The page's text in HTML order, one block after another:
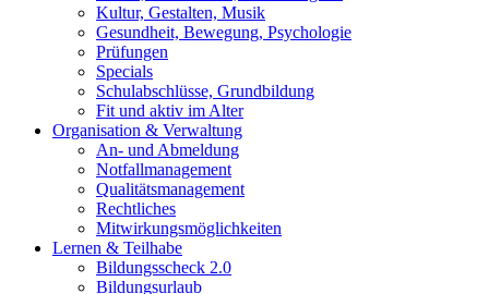
Kultur, Gestalten, Musik
Gesundheit, Bewegung, Psychologie
Prüfungen
Specials
Schulabschlüsse, Grundbildung
Fit und aktiv im Alter
Organisation & Verwaltung
An- und Abmeldung
Notfallmanagement
Qualitätsmanagement
Rechtliches
Mitwirkungsmöglichkeiten
Lernen & Teilhabe
Bildungsscheck 2.0
Bildungsurlaub